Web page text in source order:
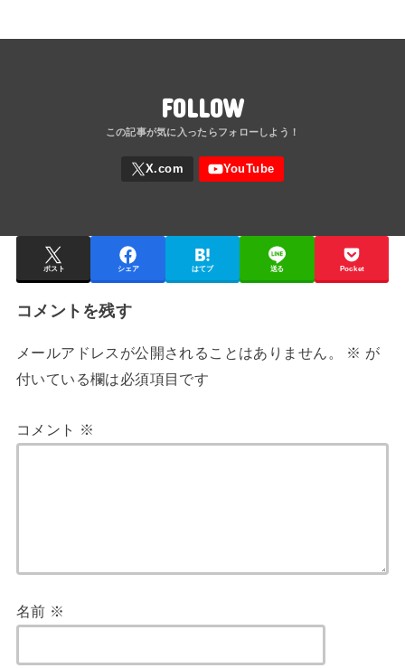
FOLLOW
ポスト シェア はてブ 送る Pocket
コメントを残す
メールアドレスが公開されることはありません。 ※ が
付いている欄は必須項目です
コメント ※
名前 ※